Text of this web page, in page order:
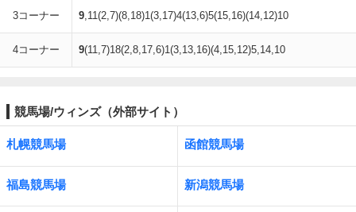
3コーナー 9,11(2,7)(8,18)1(3,17)4(13,6)5(15,16)(14,12)10
4コーナー 9(11,7)18(2,8,17,6)1(3,13,16)(4,15,12)5,14,10
競馬場/ウィンズ（外部サイト）
札幌競馬場 函館競馬場
福島競馬場 新潟競馬場